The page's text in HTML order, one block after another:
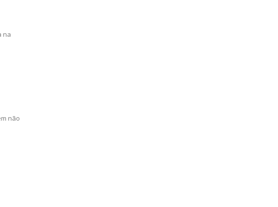
na
não